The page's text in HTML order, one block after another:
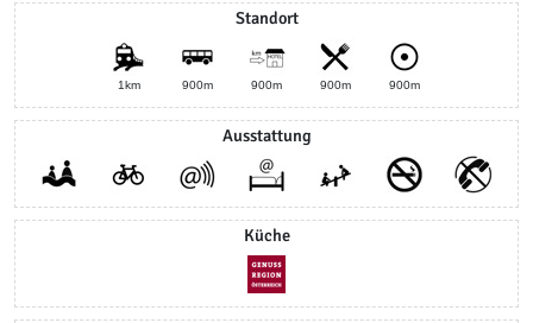
Standort
1km 900m 900m 900m 900m
Ausstattung
Küche